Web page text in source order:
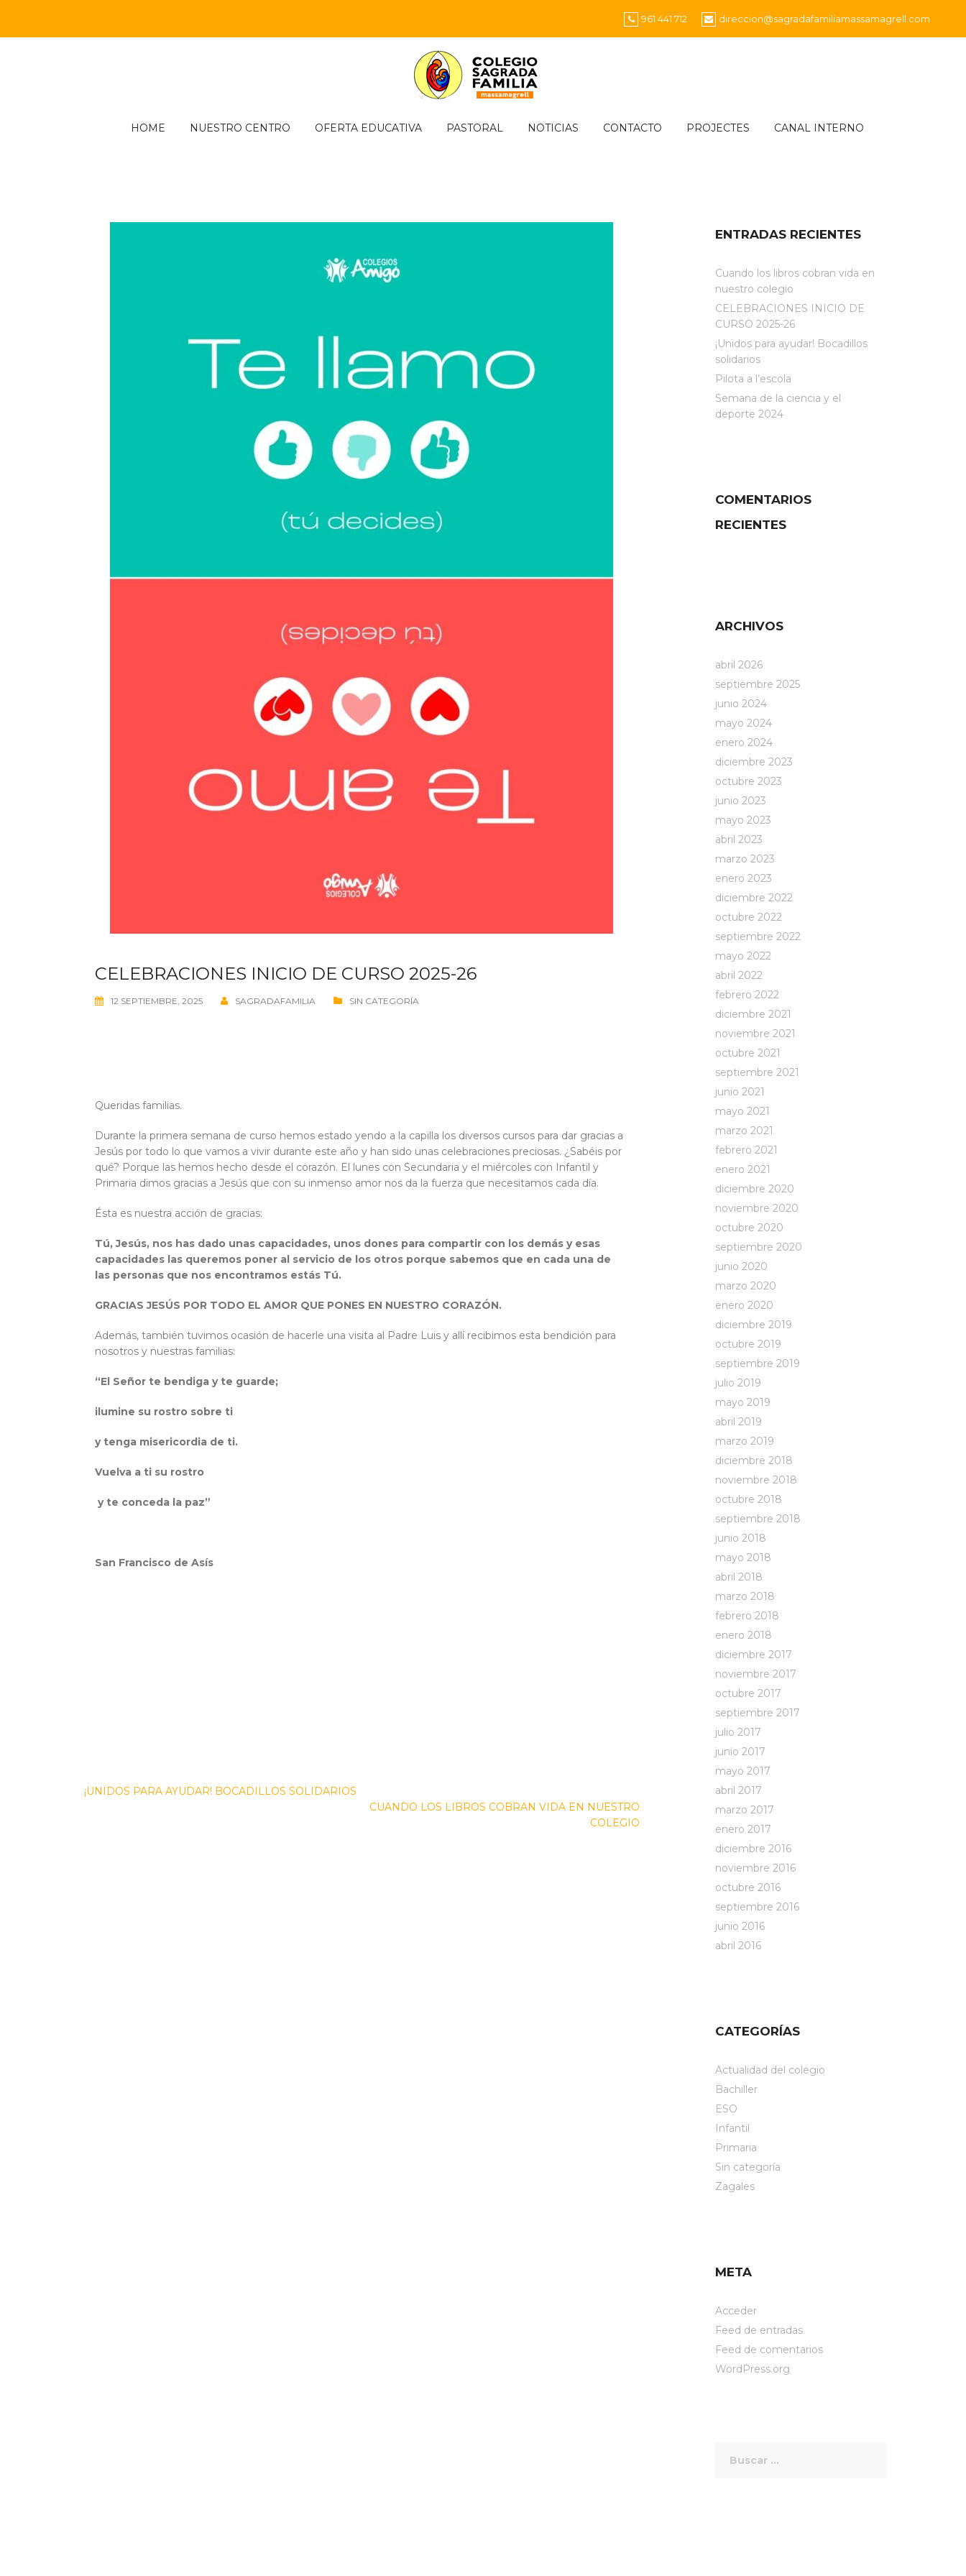
content
961 441 712 direccion@sagradafamiliamassamagrell.com
HOME NUESTRO CENTRO OFERTA EDUCATIVA PASTORAL NOTICIAS CONTACTO PROJECTES CANAL INTERNO
CELEBRACIONES INICIO DE CURSO 2025-26
12 SEPTIEMBRE, 2025 SAGRADAFAMILIA SIN CATEGORÍA
Queridas familias.
Durante la primera semana de curso hemos estado yendo a la capilla los diversos cursos para dar gracias a
Jesús por todo lo que vamos a vivir durante este año y han sido unas celebraciones preciosas. ¿Sabéis por
qué? Porque las hemos hecho desde el corazón. El lunes con Secundaria y el miércoles con Infantil y
Primaria dimos gracias a Jesús que con su inmenso amor nos da la fuerza que necesitamos cada día.
Ésta es nuestra acción de gracias:
Tú, Jesús, nos has dado unas capacidades, unos dones para compartir con los demás y esas
capacidades las queremos poner al servicio de los otros porque sabemos que en cada una de
las personas que nos encontramos estás Tú.
GRACIAS JESÚS POR TODO EL AMOR QUE PONES EN NUESTRO CORAZÓN.
Además, también tuvimos ocasión de hacerle una visita al Padre Luis y allí recibimos esta bendición para
nosotros y nuestras familias:
“El Señor te bendiga y te guarde;
ilumine su rostro sobre ti
y tenga misericordia de ti.
Vuelva a ti su rostro
y te conceda la paz”
San Francisco de Asís
Navegación
¡UNIDOS PARA AYUDAR! BOCADILLOS SOLIDARIOS
CUANDO LOS LIBROS COBRAN VIDA EN NUESTRO
COLEGIO
ENTRADAS RECIENTES
Cuando los libros cobran vida en
nuestro colegio
CELEBRACIONES INICIO DE
CURSO 2025-26
¡Unidos para ayudar! Bocadillos
solidarios
Pilota a l’escola
Semana de la ciencia y el
deporte 2024
COMENTARIOS
RECIENTES
ARCHIVOS
abril 2026
septiembre 2025
junio 2024
mayo 2024
enero 2024
diciembre 2023
octubre 2023
junio 2023
mayo 2023
abril 2023
marzo 2023
enero 2023
diciembre 2022
octubre 2022
septiembre 2022
mayo 2022
abril 2022
febrero 2022
diciembre 2021
noviembre 2021
octubre 2021
septiembre 2021
junio 2021
mayo 2021
marzo 2021
febrero 2021
enero 2021
diciembre 2020
noviembre 2020
octubre 2020
septiembre 2020
junio 2020
marzo 2020
enero 2020
diciembre 2019
octubre 2019
septiembre 2019
julio 2019
mayo 2019
abril 2019
marzo 2019
diciembre 2018
noviembre 2018
octubre 2018
septiembre 2018
junio 2018
mayo 2018
abril 2018
marzo 2018
febrero 2018
enero 2018
diciembre 2017
noviembre 2017
octubre 2017
septiembre 2017
julio 2017
junio 2017
mayo 2017
abril 2017
marzo 2017
enero 2017
diciembre 2016
noviembre 2016
octubre 2016
septiembre 2016
junio 2016
abril 2016
CATEGORÍAS
Actualidad del colegio
Bachiller
ESO
Infantil
Primaria
Sin categoría
Zagales
META
Acceder
Feed de entradas
Feed de comentarios
WordPress.org